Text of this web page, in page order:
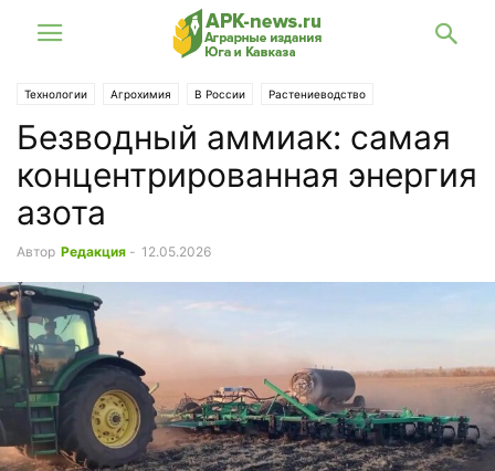
Технологии Агрохимия В России Растениеводство
Безводный аммиак: самая
концентрированная энергия
азота
Автор Редакция - 12.05.2026